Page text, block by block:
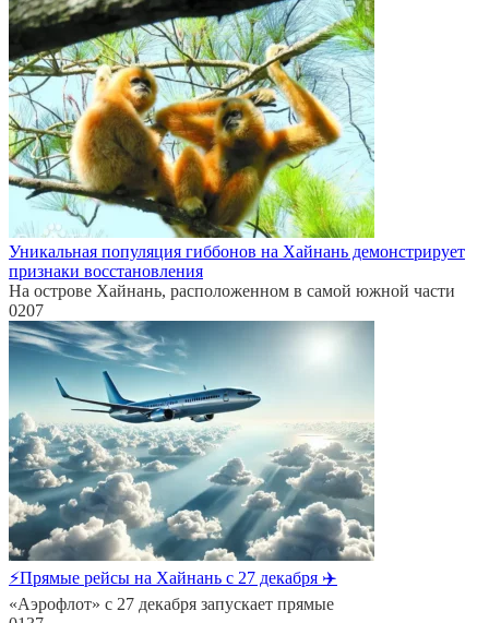
Уникальная популяция гиббонов на Хайнань демонстрирует
признаки восстановления
На острове Хайнань, расположенном в самой южной части
0207
⚡Прямые рейсы на Хайнань с 27 декабря ✈️
«Аэрофлот» с 27 декабря запускает прямые